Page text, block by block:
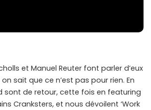
et Manuel Reuter font parler d’eux
sait que ce n’est pas pour rien. En
sont de retour, cette fois en featuring
Cranksters, et nous dévoilent ‘Work